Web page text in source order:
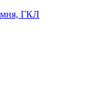
ГКЛ